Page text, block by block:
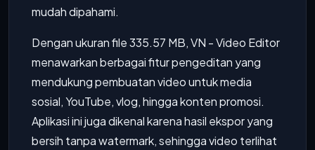
mudah dipahami.
Dengan ukuran file 335.57 MB, VN - Video Editor
menawarkan berbagai fitur pengeditan yang
mendukung pembuatan video untuk media
sosial, YouTube, vlog, hingga konten promosi.
Aplikasi ini juga dikenal karena hasil ekspor yang
bersih tanpa watermark, sehingga video terlihat